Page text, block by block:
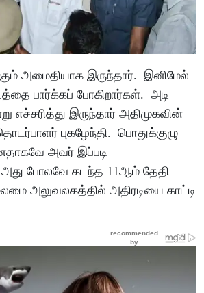
அமைதியாக இருந்தார். இனிமேல்
பார்க்கப் போகிறார்கள். அடி
எச்சரித்து இருந்தார் அதிமுகவின்
புகழேந்தி. பொதுக்குழு
அவர் இப்படி
அது போலவே கடந்த 11ஆம் தேதி
அலுவலகத்தில் அதிரடியை காட்டி